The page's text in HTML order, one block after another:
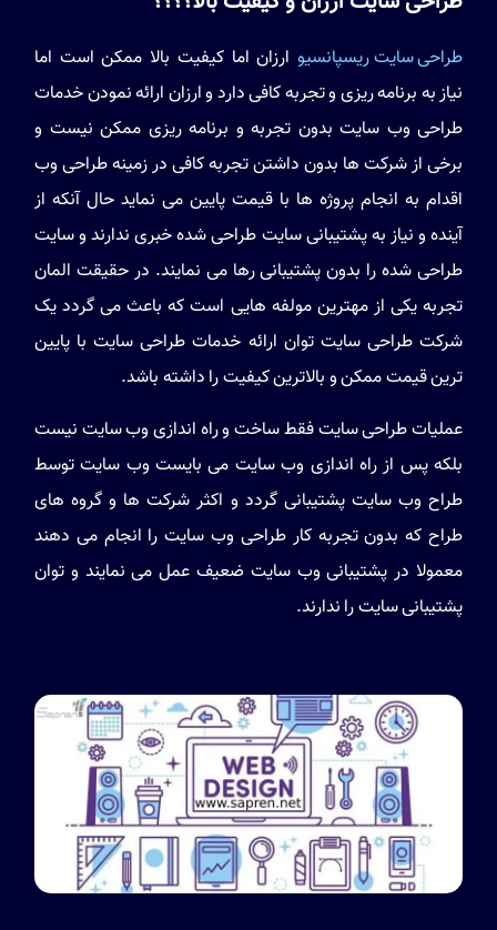
طراحی سایت ریسپانسیو ارزان اما کیفیت بالا ممکن است اما
نیاز به برنامه ریزی و تجربه کافی دارد و ارزان ارائه نمودن خدمات
طراحی وب سایت بدون تجربه و برنامه ریزی ممکن نیست و
برخی از شرکت ها بدون داشتن تجربه کافی در زمینه طراحی وب
اقدام به انجام پروژه ها با قیمت پایین می نماید حال آنکه از
آینده و نیاز به پشتیبانی سایت طراحی شده خبری ندارند و سایت
طراحی شده را بدون پشتیبانی رها می نمایند. در حقیقت المان
تجربه یکی از مهترین مولفه هایی است که باعث می گردد یک
شرکت طراحی سایت توان ارائه خدمات طراحی سایت با پایین
ترین قیمت ممکن و بالاترین کیفیت را داشته باشد.
عملیات طراحی سایت فقط ساخت و راه اندازی وب سایت نیست
بلکه پس از راه اندازی وب سایت می بایست وب سایت توسط
طراح وب سایت پشتیبانی گردد و اکثر شرکت ها و گروه های
طراح که بدون تجربه کار طراحی وب سایت را انجام می دهند
معمولا در پشتیبانی وب سایت ضعیف عمل می نمایند و توان
پشتیبانی سایت را ندارند.